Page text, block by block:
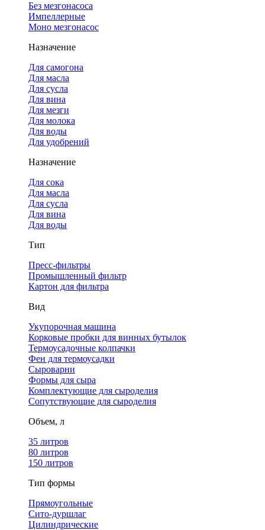
Без мезгонасоса
Импеллерные
Моно мезгонасос
Назначение
Для самогона
Для масла
Для сусла
Для вина
Для мезги
Для молока
Для воды
Для удобрений
Назначение
Для сока
Для масла
Для сусла
Для вина
Для воды
Тип
Пресс-фильтры
Промышленный фильтр
Картон для фильтра
Вид
Укупорочная машина
Корковые пробки для винных бутылок
Термоусадочные колпачки
Фен для термоусадки
Сыроварни
Формы для сыра
Комплектующие для сыроделия
Сопутствующие для сыроделия
Объем, л
35 литров
80 литров
150 литров
Тип формы
Прямоугольные
Сито-дуршлаг
Цилиндрические